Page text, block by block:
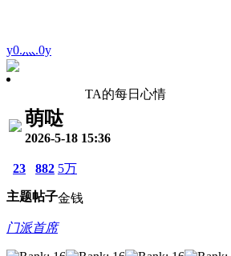
y0.灬.0y
TA的每日心情
萌哒
2026-5-18 15:36
23
主题
882
帖子
5万
金钱
门派首席